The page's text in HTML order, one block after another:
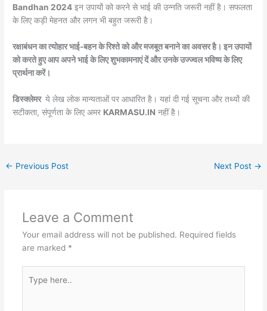
Bandhan 2024 इन उपायों को करने से भाई की उन्नति जरूरी नहीं है। सफलता
के लिए कड़ी मेहनत और लगन भी बहुत जरूरी है।
रक्षाबंधन का त्योहार भाई-बहन के रिश्ते को और मजबूत बनाने का अवसर है। इन उपायों
को करते हुए आप अपने भाई के लिए शुभकामनाएं दें और उनके उज्ज्वल भविष्य के लिए
प्रार्थना करें।
डिस्क्लेमर ये लेख लोक मान्यताओं पर आधारित है। यहां दी गई सूचना और तथ्यों की
सटीकता, संपूर्णता के लिए अमर KARMASU.IN नहीं है।
← Previous Post Next Post →
Leave a Comment
Your email address will not be published. Required fields
are marked *
here..